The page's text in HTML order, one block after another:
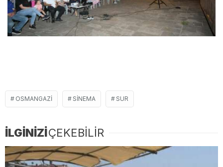
OSMANGAZI SINEMA SUR
İLGİNİZİÇEKEBİLİR